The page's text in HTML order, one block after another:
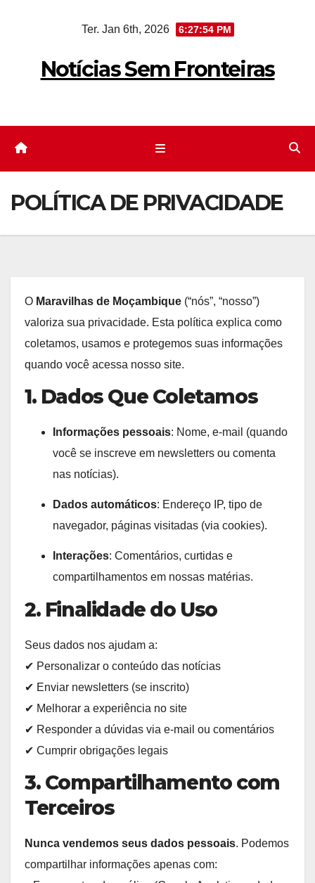
Ter. Jan 6th, 2026 6:27:54 PM
Notícias Sem Fronteiras
POLÍTICA DE PRIVACIDADE
O Maravilhas de Moçambique (“nós”, “nosso”)
valoriza sua privacidade. Esta política explica como
coletamos, usamos e protegemos suas informações
quando você acessa nosso site.
1. Dados Que Coletamos
Informações pessoais: Nome, e-mail (quando
você se inscreve em newsletters ou comenta
nas notícias).
Dados automáticos: Endereço IP, tipo de
navegador, páginas visitadas (via cookies).
Interações: Comentários, curtidas e
compartilhamentos em nossas matérias.
2. Finalidade do Uso
Seus dados nos ajudam a:
✔ Personalizar o conteúdo das notícias
✔ Enviar newsletters (se inscrito)
✔ Melhorar a experiência no site
✔ Responder a dúvidas via e-mail ou comentários
✔ Cumprir obrigações legais
3. Compartilhamento com
Terceiros
Nunca vendemos seus dados pessoais. Podemos
compartilhar informações apenas com: